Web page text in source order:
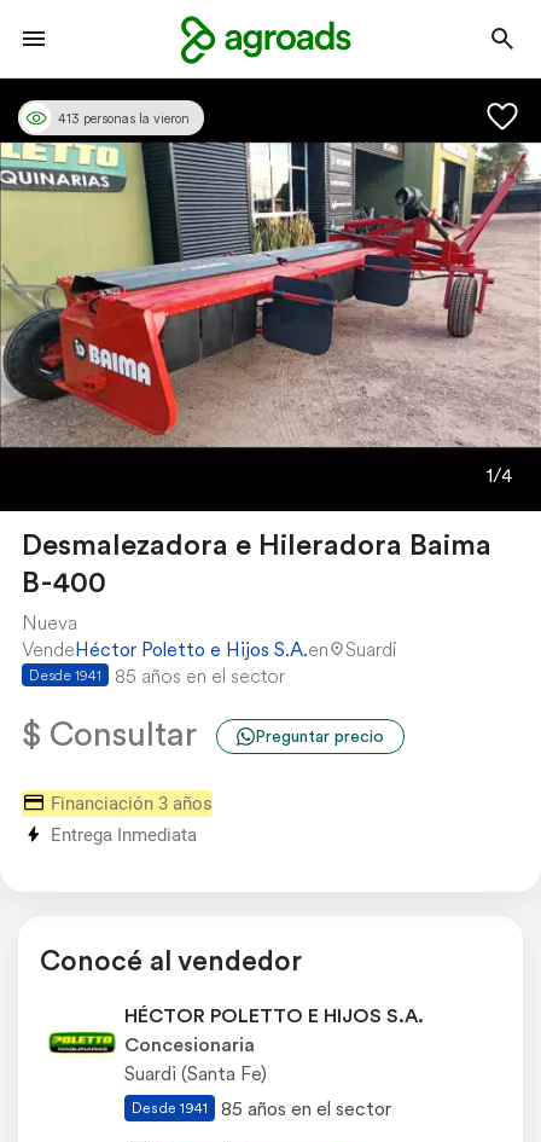
1/4
413 personas la vieron
Desmalezadora e Hileradora Baima
B-400
Nueva
VendeHéctor Poletto e Hijos S.A.en Suardi
Desde 1941 85 años en el sector
$ Consultar Preguntar precio
Financiación 3 años
Entrega Inmediata
Conocé al vendedor
HÉCTOR POLETTO E HIJOS S.A.
Concesionaria
Suardi (Santa Fe)
Desde 1941
85 años en el sector